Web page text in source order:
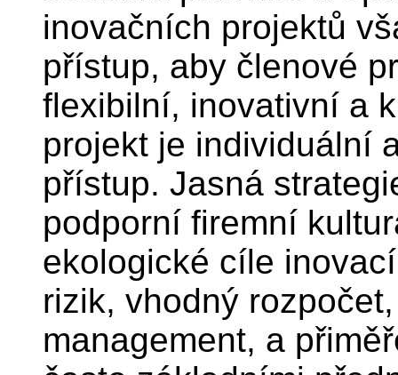
inovačních projektů
přístup, aby členové
flexibilní, inovativní a
projekt je individuální
přístup. Jasná
podporní firemní
ekologické cíle
rizik, vhodný
management, a